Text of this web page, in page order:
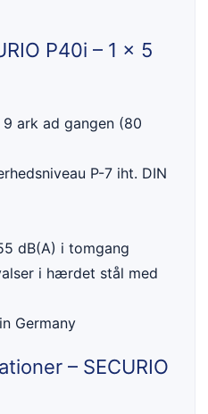
P40i – 1 x 5
9 ark ad gangen (80
P-7 iht. DIN
dB(A) i tomgang
i hærdet stål med
Germany
– SECURIO